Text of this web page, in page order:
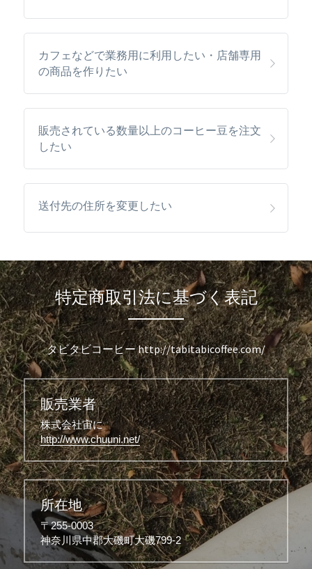
カフェなどで業務用に利用したい・店舗専用
の商品を作りたい
販売されている数量以上のコーヒー豆を注文
したい
送付先の住所を変更したい
特定商取引法に基づく表記
タビタビコーヒー http://tabitabicoffee.com/
販売業者
株式会社宙に
http://www.chuuni.net/
所在地
〒255-0003
神奈川県中郡大磯町大磯799-2